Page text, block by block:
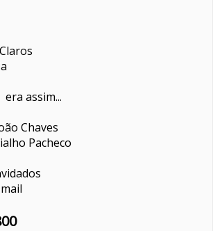
assim...
Chaves
Pacheco